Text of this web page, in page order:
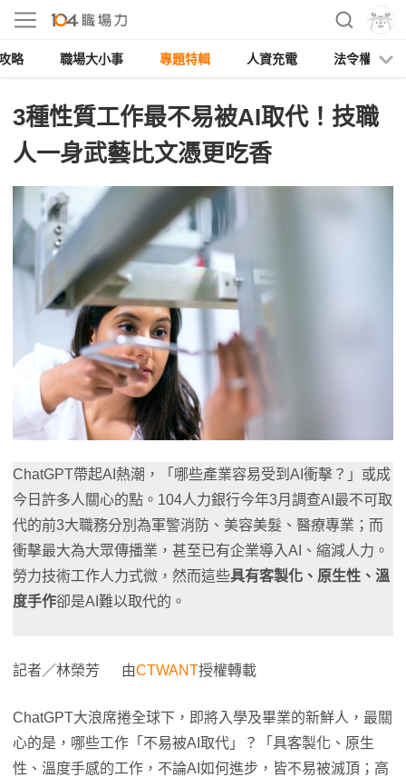
略 職場大小事 專題特輯 人資充電 法令權益
3種性質工作最不易被AI取代！技職
人一身武藝比文憑更吃香
ChatGPT帶起AI熱潮，「哪些產業容易受到AI衝擊？」或成
今日許多人關心的點。104人力銀行今年3月調查AI最不可取
代的前3大職務分別為軍警消防、美容美髮、醫療專業；而
衝擊最大為大眾傳播業，甚至已有企業導入AI、縮減人力。
勞力技術工作人力式微，然而這些具有客製化、原生性、溫
度手作卻是AI難以取代的。
記者／林榮芳 由CTWANT授權轉載
ChatGPT大浪席捲全球下，即將入學及畢業的新鮮人，最關
心的是，哪些工作「不易被AI取代」？「具客製化、原生
性、溫度手感的工作，不論AI如何進步，皆不易被滅頂；高